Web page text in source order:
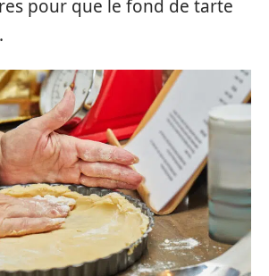
pour que le fond de tarte